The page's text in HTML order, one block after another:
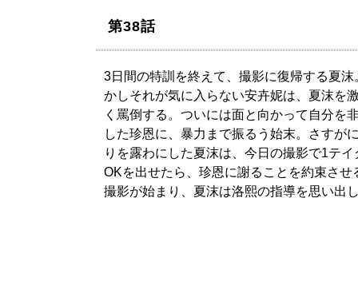
第38話
3日間の特訓を終えて、撮影に復帰する夏沫
かしそれが気に入らない安卉妮は、夏沫を
く罵倒する。ついには面と向かって自分を
した珍恩に、暴力まで振るう始末。さすが
りを露わにした夏沫は、今日の撮影で1テイ
OKを出せたら、珍恩に謝ることを約束させ
撮影が始まり、夏沫は洛熙の指導を思い出